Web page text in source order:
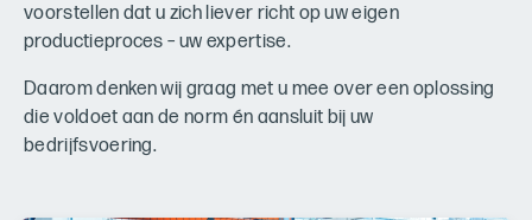
voorstellen dat u zich liever richt op uw eigen
productieproces – uw expertise.
Daarom denken wij graag met u mee over een oplossing
die voldoet aan de norm én aansluit bij uw
bedrijfsvoering.